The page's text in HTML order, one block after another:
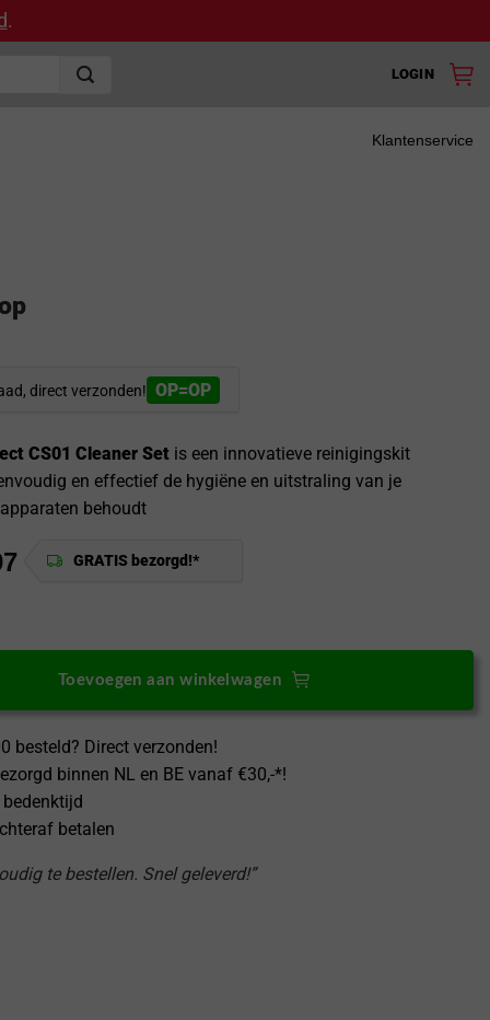
.
LOGIN
Klantenservice
direct verzonden! OP=OP
CS01 Cleaner Set is een innovatieve reinigingskit
en effectief de hygiëne en uitstraling van je
behoudt
GRATIS bezorgd!*
Schoonmaak Set 20in1 Smartphone - Oordopjes - Tablet - Laptop
Toevoegen aan winkelwagen
besteld? Direct verzonden!
binnen NL en BE vanaf €30,-*!
betalen
te bestellen. Snel geleverd!”